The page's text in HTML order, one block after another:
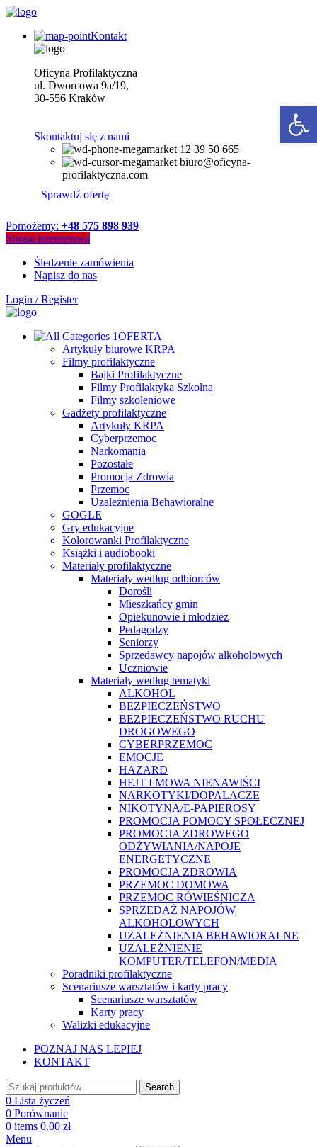
Kontakt
Oficyna Profilaktyczna
ul. Dworcowa 9a/19,
30-556 Kraków
Skontaktuj się z nami
12 39 50 665
biuro@oficyna-
profilaktyczna.com
Sprawdź ofertę
Pomożemy: +48 575 898 939
Strona internetowa
Śledzenie zamówienia
Napisz do nas
Login / Register
OFERTA
Artykuły biurowe KRPA
Filmy profilaktyczne
Bajki Profilaktyczne
Filmy Profilaktyka Szkolna
Filmy szkoleniowe
Gadżety profilaktyczne
Artykuły KRPA
Cyberprzemoc
Narkomania
Pozostałe
Promocja Zdrowia
Przemoc
Uzależnienia Behawioralne
GOGLE
Gry edukacyjne
Kolorowanki Profilaktyczne
Książki i audiobooki
Materiały profilaktyczne
Materiały według odbiorców
Dorośli
Mieszkańcy gmin
Opiekunowie i młodzież
Pedagodzy
Seniorzy
Sprzedawcy napojów alkoholowych
Uczniowie
Materiały według tematyki
ALKOHOL
BEZPIECZEŃSTWO
BEZPIECZEŃSTWO RUCHU
DROGOWEGO
CYBERPRZEMOC
EMOCJE
HAZARD
HEJT I MOWA NIENAWIŚCI
NARKOTYKI/DOPALACZE
NIKOTYNA/E-PAPIEROSY
PROMOCJA POMOCY SPOŁECZNEJ
PROMOCJA ZDROWEGO
ODŻYWIANIA/NAPOJE
ENERGETYCZNE
PROMOCJA ZDROWIA
PRZEMOC DOMOWA
PRZEMOC RÓWIEŚNICZA
SPRZEDAŻ NAPOJÓW
ALKOHOLOWYCH
UZALEŻNIENIA BEHAWIORALNE
UZALEŻNIENIE
KOMPUTER/TELEFON/MEDIA
Poradniki profilaktyczne
Scenariusze warsztatów i karty pracy
Scenariusze warsztatów
Karty pracy
Walizki edukacyjne
POZNAJ NAS LEPIEJ
KONTAKT
Search
0 Lista życzeń
0 Porównanie
0 items 0.00 zł
Menu